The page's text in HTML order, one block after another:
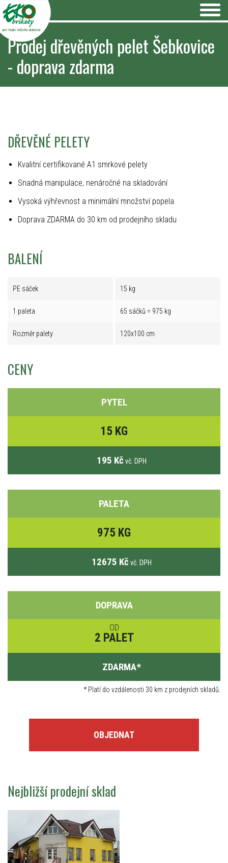
pro teplo Vašeho domova
Prodej dřevěných pelet Šebkovice
- doprava zdarma
DŘEVĚNÉ PELETY
Kvalitní certifikované A1 smrkové pelety
Snadná manipulace, nenáročné na skladování
Vysoká výhřevnost a minimální množství popela
Doprava ZDARMA do 30 km od prodejního skladu
BALENÍ
PE sáček 15 kg
1 paleta 65 sáčků = 975 kg
Rozměr palety 120x100 cm
CENY
PYTEL
15 KG
195 Kč vč. DPH
PALETA
975 KG
12675 Kč vč. DPH
DOPRAVA
OD
2 PALET
ZDARMA*
*Platí do vzdálenosti 30 km z prodejních skladů.
OBJEDNAT
Nejbližší prodejní sklad